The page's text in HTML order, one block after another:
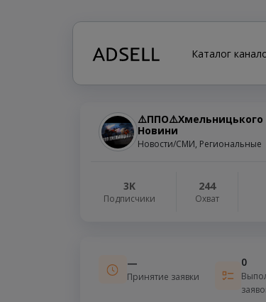
Каталог
⚠️ППО⚠️Хмельницького
Новини
Новости/СМИ, Региональные
3K
Подписчики
244
Охват
—
Принятие заявки
0